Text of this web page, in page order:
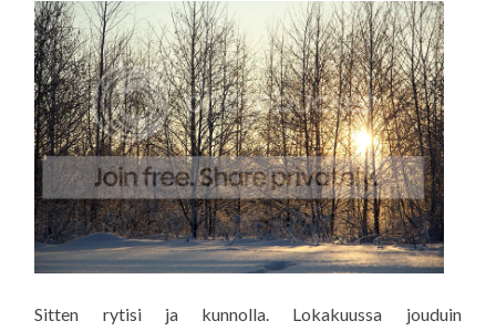
Sitten rytisi ja kunnolla. Lokakuussa jouduin